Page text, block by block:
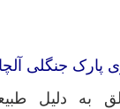
پارک جنگلی
به دلیل